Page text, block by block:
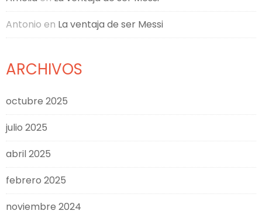
Antonio en La ventaja de ser Messi
ARCHIVOS
octubre 2025
julio 2025
abril 2025
febrero 2025
noviembre 2024